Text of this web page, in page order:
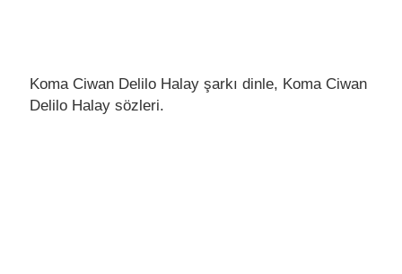
Koma Ciwan Delilo Halay şarkı dinle, Koma Ciwan
Delilo Halay sözleri.